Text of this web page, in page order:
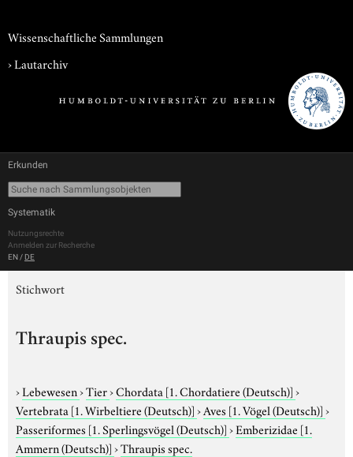
Wissenschaftliche Sammlungen
›Lautarchiv
Erkunden
Systematik
Nutzungsrechte
Anmelden zur Recherche
EN / DE
Stichwort
Thraupis spec.
›Lebewesen›Tier›Chordata [1. Chordatiere (Deutsch)]›
Vertebrata [1. Wirbeltiere (Deutsch)]›Aves [1. Vögel (Deutsch)]›
Passeriformes [1. Sperlingsvögel (Deutsch)]›Emberizidae [1.
Ammern (Deutsch)]›Thraupis spec.